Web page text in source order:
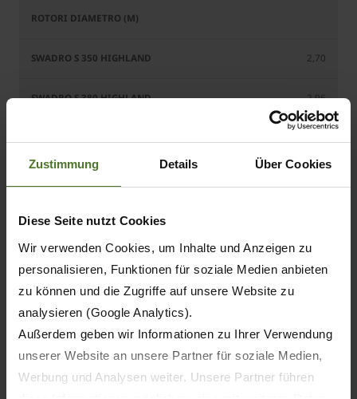
Zustimmung Details Über Cookies
Diese Seite nutzt Cookies
Wir verwenden Cookies, um Inhalte und Anzeigen zu
personalisieren, Funktionen für soziale Medien anbieten
zu können und die Zugriffe auf unsere Website zu
analysieren (Google Analytics).
Außerdem geben wir Informationen zu Ihrer Verwendung
unserer Website an unsere Partner für soziale Medien,
Werbung und Analysen weiter. Unsere Partner führen
2,70
2,96
22 / 30